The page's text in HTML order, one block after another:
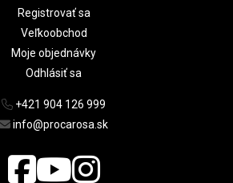
Registrovať sa
Veľkoobchod
Moje objednávky
Odhlásiť sa
+421 904 126 999
info@procarosa.sk